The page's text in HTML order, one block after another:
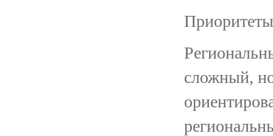
сложный,